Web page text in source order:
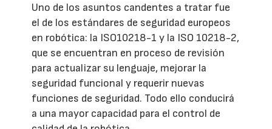
Uno de los asuntos candentes a tratar fue
el de los estándares de seguridad europeos
en robótica: la ISO10218-1 y la ISO 10218-2,
que se encuentran en proceso de revisión
para actualizar su lenguaje, mejorar la
seguridad funcional y requerir nuevas
funciones de seguridad. Todo ello conducirá
a una mayor capacidad para el control de